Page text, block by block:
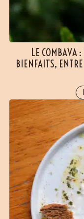
(5
LE COMBAVA
BIENFAITS,